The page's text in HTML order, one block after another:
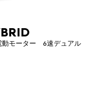
動モーター 6速デュアル